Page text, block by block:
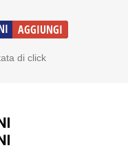
AGGIUNGI
di click